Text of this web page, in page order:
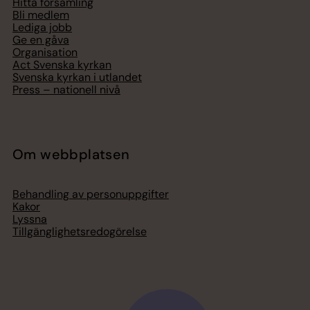
Bli medlem
Lediga jobb
Ge en gåva
Organisation
Act Svenska kyrkan
Svenska kyrkan i utlandet
Press – nationell nivå
Om webbplatsen
Behandling av personuppgifter
Kakor
Lyssna
Tillgänglighetsredogörelse